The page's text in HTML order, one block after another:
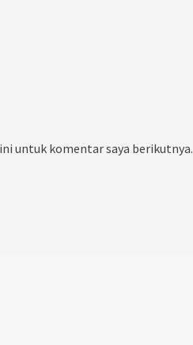
untuk komentar saya berikutnya.